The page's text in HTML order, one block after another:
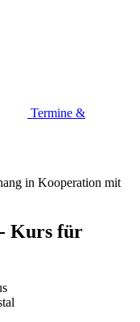
Termine &
in Kooperation mit
Kurs für